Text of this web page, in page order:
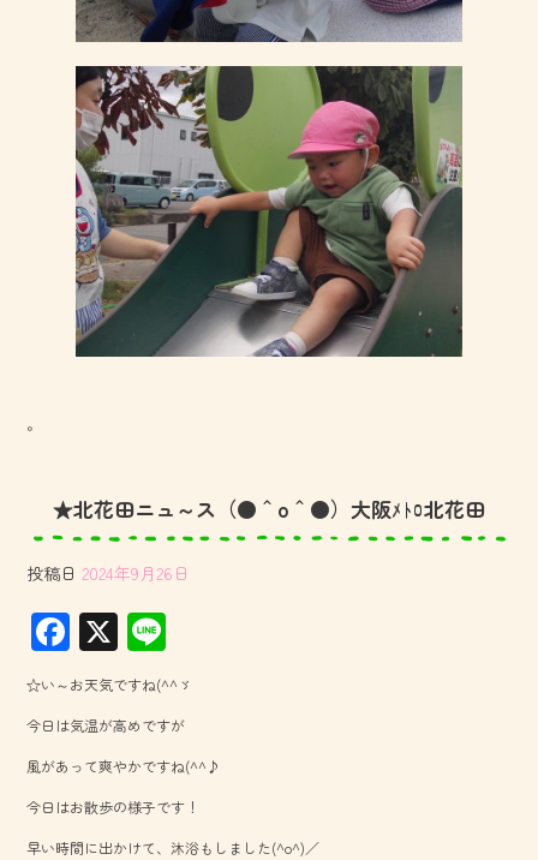
。
★北花田ニュ～ス（●＾o＾●）大阪ﾒﾄﾛ北花田
投稿日 2024年9月26日
F
ac
e
b
o
ok
X
ne
☆い～お天気ですね(^^ゞ
今日は気温が高めですが
風があって爽やかですね(^^♪
今日はお散歩の様子です！
早い時間に出かけて、沐浴もしました(^o^)／